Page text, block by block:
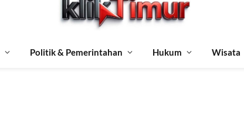
Politik & Pemerintahan Hukum Wisata